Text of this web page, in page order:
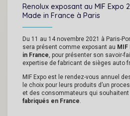
Renolux exposant au MIF Expo
Made in France à Paris
Du 11 au 14 novembre 2021 à Paris-
sera présent comme exposant au MIF
in France, pour présenter son savoir-
expertise de fabricant de sièges auto
MIF Expo est le rendez-vous annuel
le choix pour leurs produits d’un
et des consommateurs qui
fabriqués en France.